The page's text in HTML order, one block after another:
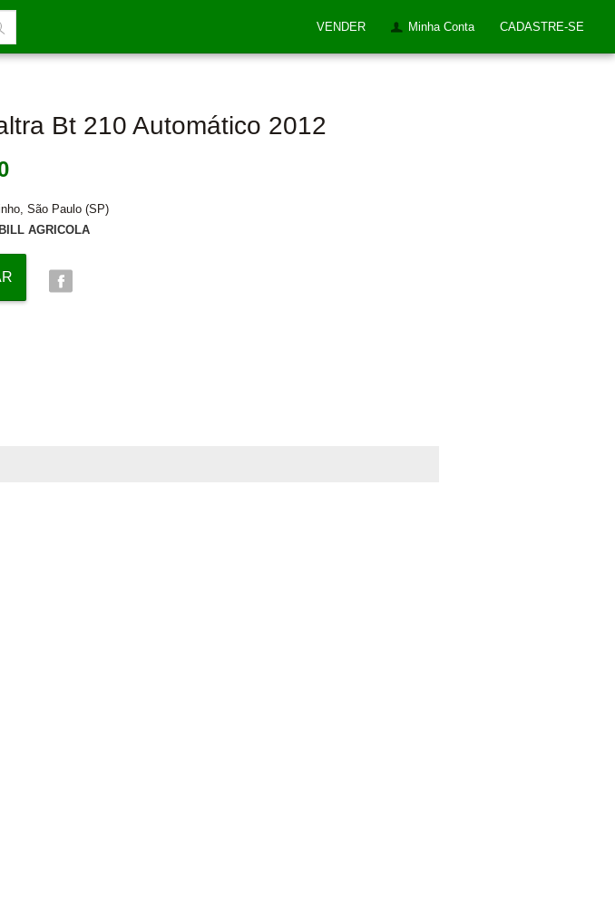
VENDER Minha Conta CADASTRE-SE
Bt 210 Automático 2012
São Paulo (SP)
AGRICOLA